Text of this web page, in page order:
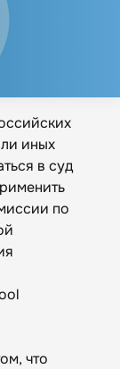
иных
в суд
по
что